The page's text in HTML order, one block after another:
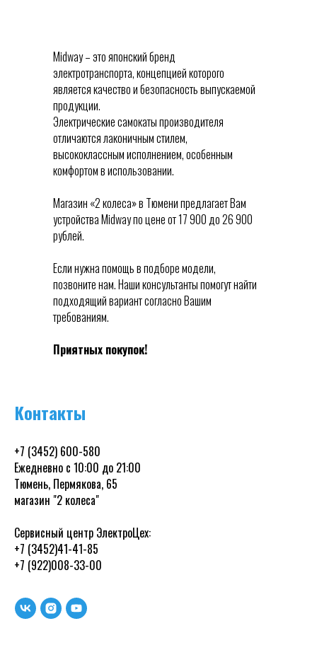
Midway – это японский бренд
электротранспорта, концепцией которого
является качество и безопасность выпускаемой
продукции.
Электрические самокаты производителя
отличаются лаконичным стилем,
высококлассным исполнением, особенным
комфортом в использовании.
Магазин «2 колеса» в Тюмени предлагает Вам
устройства Midway по цене от 17 900 до 26 900
рублей.
Если нужна помощь в подборе модели,
позвоните нам. Наши консультанты помогут найти
подходящий вариант согласно Вашим
требованиям.
Приятных покупок!
Контакты
+7 (3452) 600-580
Ежедневно с 10:00 до 21:00
Тюмень, Пермякова, 65
магазин "2 колеса"
Сервисный центр ЭлектроЦех:
+7 (3452)41-41-85
+7 (922)008-33-00